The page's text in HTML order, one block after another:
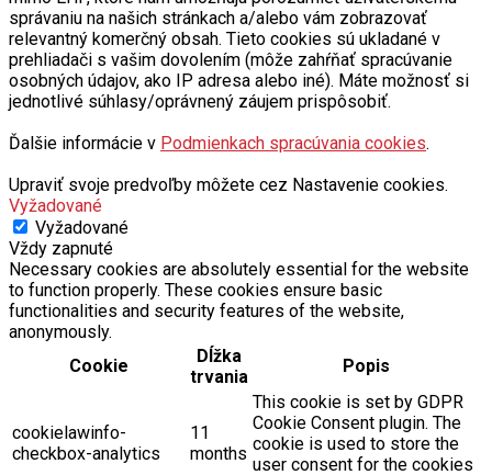
správaniu na našich stránkach a/alebo vám zobrazovať
relevantný komerčný obsah. Tieto cookies sú ukladané v
prehliadači s vašim dovolením (môže zahŕňať spracúvanie
osobných údajov, ako IP adresa alebo iné). Máte možnosť si
jednotlivé súhlasy/oprávnený záujem prispôsobiť.
Ďalšie informácie v Podmienkach spracúvania cookies.
Upraviť svoje predvoľby môžete cez Nastavenie cookies.
Vyžadované
Vyžadované
Vždy zapnuté
Necessary cookies are absolutely essential for the website
to function properly. These cookies ensure basic
functionalities and security features of the website,
anonymously.
Cookie
Dĺžka
trvania
Popis
cookielawinfo-
checkbox-analytics
11
months
This cookie is set by GDPR
Cookie Consent plugin. The
cookie is used to store the
user consent for the cookies